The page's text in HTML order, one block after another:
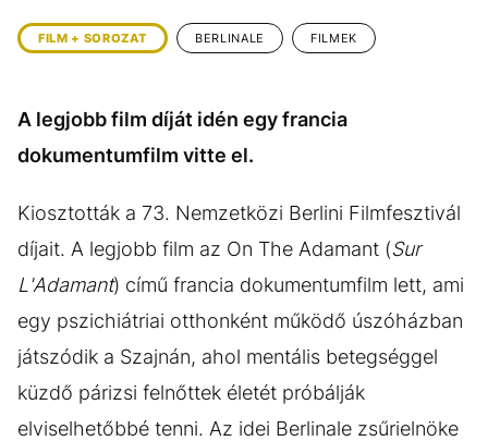
VIDEÓ TÖRTÉNETEK
FILM + SOROZAT BERLINALE FILMEK
A legjobb film díját idén egy francia
dokumentumfilm vitte el.
Kiosztották a 73. Nemzetközi Berlini Filmfesztivál
díjait. A legjobb film az On The Adamant (Sur
L'Adamant) című francia dokumentumfilm lett, ami
egy pszichiátriai otthonként működő úszóházban
játszódik a Szajnán, ahol mentális betegséggel
küzdő párizsi felnőttek életét próbálják
elviselhetőbbé tenni. Az idei Berlinale zsűrielnöke